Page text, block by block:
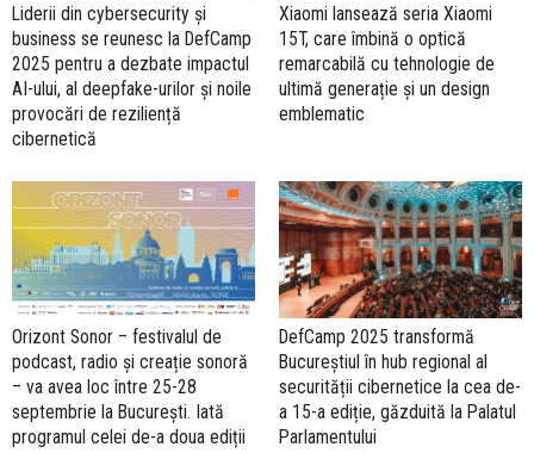
Liderii din cybersecurity și
business se reunesc la DefCamp
2025 pentru a dezbate impactul
AI-ului, al deepfake-urilor și noile
provocări de reziliență
cibernetică
Xiaomi lansează seria Xiaomi
15T, care îmbină o optică
remarcabilă cu tehnologie de
ultimă generație și un design
emblematic
Orizont Sonor – festivalul de
podcast, radio și creație sonoră
– va avea loc între 25-28
septembrie la București. Iată
programul celei de-a doua ediții
DefCamp 2025 transformă
Bucureștiul în hub regional al
securității cibernetice la cea de-
a 15-a ediție, găzduită la Palatul
Parlamentului